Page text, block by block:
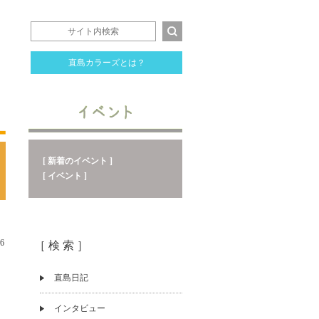
直島カラーズとは？
[ 新着のイベント ]
[ イベント ]
［ 検 索 ］
直島日記
インタビュー